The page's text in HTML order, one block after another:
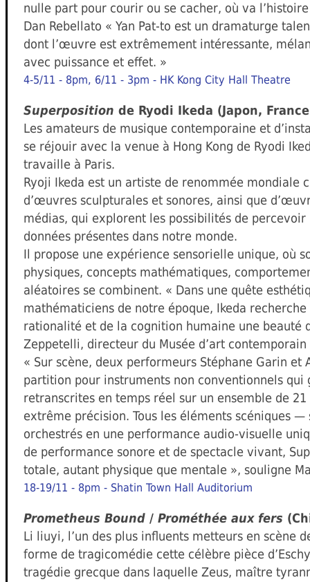
nulle part pour courir ou se cacher, où va
Dan Rebellato « Yan Pat-to est un dramaturge
dont l’œuvre est extrêmement intéressante,
avec puissance et effet. »
4-5/11 - 8pm, 6/11 - 3pm - HK Kong City Hall Theatre
Superposition de Ryodi Ikeda (Japon,
Les amateurs de musique contemporaine et
se réjouir avec la venue à Hong Kong de Ryodi
travaille à Paris.
Ryoji Ikeda est un artiste de renommée mondiale
d’œuvres sculpturales et sonores, ainsi que
médias, qui explorent les possibilités de
données présentes dans notre monde.
Il propose une expérience sensorielle unique, où
physiques, concepts mathématiques,
aléatoires se combinent. « Dans une quête
mathématiciens de notre époque, Ikeda
rationalité et de la cognition humaine une beauté
Zeppetelli, directeur du Musée d’art
« Sur scène, deux performeurs Stéphane Garin
partition pour instruments non conventionnels qui
retranscrites en temps réel sur un ensemble de
extrême précision. Tous les éléments scéniques
orchestrés en une performance audio-visuelle
de performance sonore et de spectacle vivant,
totale, autant physique que mentale », souligne
18-19/11 - 8pm - Shatin Town Hall Auditorium
Prometheus Bound / Prométhée aux fers
Li liuyi, l’un des plus influents metteurs en scène
forme de tragicomédie cette célèbre pièce
tragédie grecque dans laquelle Zeus, maître